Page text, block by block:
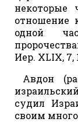
некоторые
отношение
одной
Иер. XLIX, 7,
Авдон
судил
своим